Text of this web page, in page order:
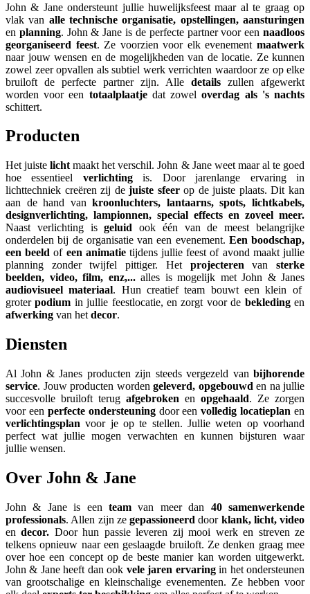
John & Jane ondersteunt jullie huwelijksfeest maar al te graag op
vlak van alle technische organisatie, opstellingen, aansturingen
en planning. John & Jane is de perfecte partner voor eennaadloos
georganiseerd feest. Ze voorzien voor elk evenementmaatwerk
naar jouw wensen en de mogelijkheden van de locatie. Ze kunnen
zowel zeer opvallen als subtiel werk verrichten waardoor ze op elke
bruiloft de perfecte partner zijn. Alle details zullen afgewerkt
worden voor een totaalplaatjedat zoweloverdag als 's nachts
schittert.
Producten
Het juistelicht maakt het verschil. John & Jane weet maar al te goed
hoe essentieel verlichtingis. Door jarenlange ervaring in
lichttechniek creëren zij dejuiste sfeerop de juiste plaats. Dit kan
aan de hand van kroonluchters, lantaarns, spots, lichtkabels,
designverlichting, lampionnen, special effects en zoveel meer.
Naast verlichting isgeluid ook één van de meest belangrijke
onderdelen bij de organisatie van een evenement. Een boodschap,
een beeldofeen animatie tijdens jullie feest of avond maakt jullie
planning zonder twijfel pittiger. Het projecteren vansterke
beelden, video, film, enz,...alles is mogelijk met John & Janes
audiovisueel materiaal. Hun creatief team bouwt een klein of
groterpodium in jullie feestlocatie, en zorgt voor de bekledingen
afwerking van het decor.
Diensten
Al John & Janes producten zijn steeds vergezeld van bijhorende
service. Jouw producten worden geleverd, opgebouwd en na jullie
succesvolle bruiloft terug afgebroken en opgehaald. Ze zorgen
voor een perfecte ondersteuningdoor eenvolledig locatieplan en
verlichtingsplan voor je op te stellen. Jullie weten op voorhand
perfect wat jullie mogen verwachten en kunnen bijsturen waar
jullie wensen.
Over John & Jane
John & Jane is een team van meer dan 40 samenwerkende
professionals. Allen zijn ze gepassioneerd door klank, licht, video
en decor. Door hun passie leveren zij mooi werk en streven ze
telkens opnieuw naar een geslaagde bruiloft. Ze denken graag mee
over hoe een concept op de beste manier kan worden uitgewerkt.
John & Jane heeft dan ook vele jaren ervaringin het ondersteunen
van grootschalige en kleinschalige evenementen. Ze hebben voor